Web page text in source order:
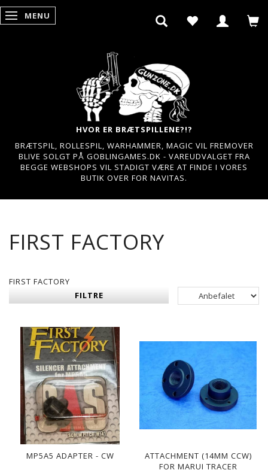
SKIFTE NAVIGATION
MENU
HVOR ER BRÆTSPILLENE?!?
BRÆTSPIL, ROLLESPIL, WARHAMMER, MAGIC VIL FREMOVER
BLIVE SOLGT PÅ GOBLINGAMES.DK - VAREUDVALGET FRA
BEGGE WEBSHOPS VIL STADIGT VÆRE AT FINDE I VORES
BUTIK OVER FOR NAVITAS.
FIRST FACTORY
FIRST FACTORY
FILTRE
MP5A5 ADAPTER - CW
ATTACHMENT (14MM CCW)
FOR MARUI TRACER